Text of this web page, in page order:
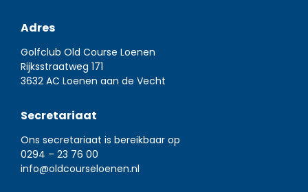
Adres
Golfclub Old Course Loenen
Rijksstraatweg 171
3632 AC Loenen aan de Vecht
Secretariaat
Ons secretariaat is bereikbaar op
0294 – 23 76 00
info@oldcourseloenen.nl